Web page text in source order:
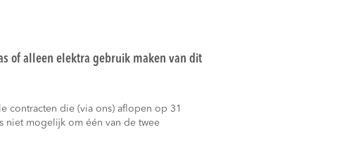
of alleen elektra gebruik maken van dit
contracten die (via ons) aflopen op 31
niet mogelijk om één van de twee